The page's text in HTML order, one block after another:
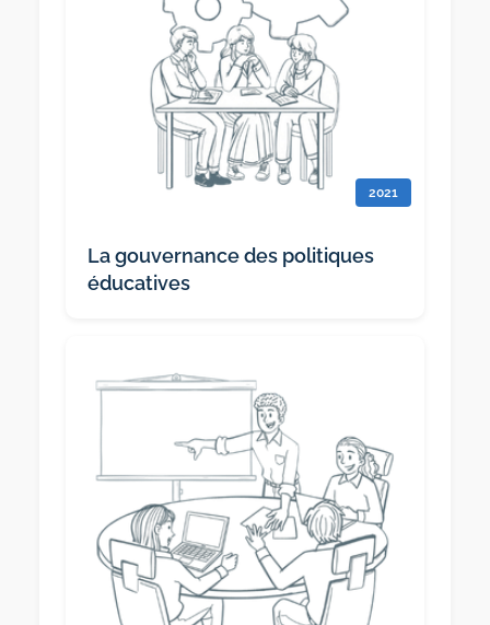
2021
La gouvernance des politiques
éducatives